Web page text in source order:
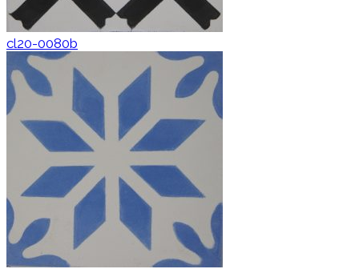
cl20-0080b